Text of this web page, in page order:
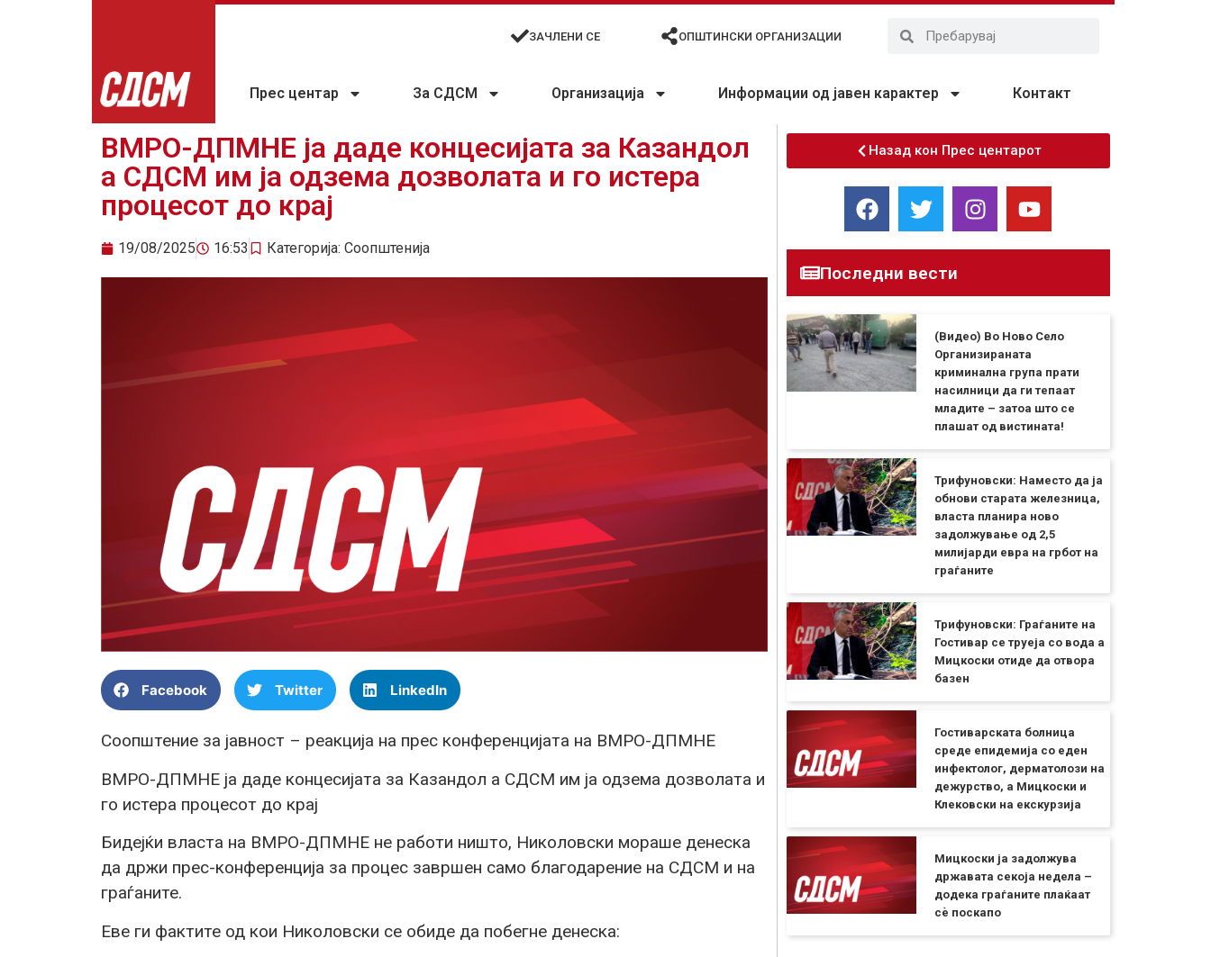
ЗАЧЛЕНИ СЕ ОПШТИНСКИ ОРГАНИЗАЦИИ
Прес центар За СДСМ Организација Информации од јавен карактер Контакт
ВМРО-ДПМНЕ ја даде концесијата за Казандол
а СДСМ им ја одзема дозволата и го истера
процесот до крај
19/08/2025 16:53 Категорија: Соопштенија
Facebook Twitter LinkedIn
Соопштение за јавност – реакција на прес конференцијата на ВМРО-ДПМНЕ
ВМРО-ДПМНЕ ја даде концесијата за Казандол а СДСМ им ја одзема дозволата и
го истера процесот до крај
Бидејќи власта на ВМРО-ДПМНЕ не работи ништо, Николовски мораше денеска
да држи прес-конференција за процес завршен само благодарение на СДСМ и на
граѓаните.
Еве ги фактите од кои Николовски се обиде да побегне денеска:
Назад кон Прес центарот
Последни вести
(Видео) Во Ново Село
Организираната
криминална група прати
насилници да ги тепаат
младите – затоа што се
плашат од вистината!
Трифуновски: Наместо да ја
обнови старата железница,
власта планира ново
задолжување од 2,5
милијарди евра на грбот на
граѓаните
Трифуновски: Граѓаните на
Гостивар се труеја со вода а
Мицкоски отиде да отвора
базен
Гостиварската болница
среде епидемија со еден
инфектолог, дерматолози на
дежурство, а Мицкоски и
Клековски на екскурзија
Мицкоски ја задолжува
државата секоја недела –
додека граѓаните плаќаат
сѐ поскапо